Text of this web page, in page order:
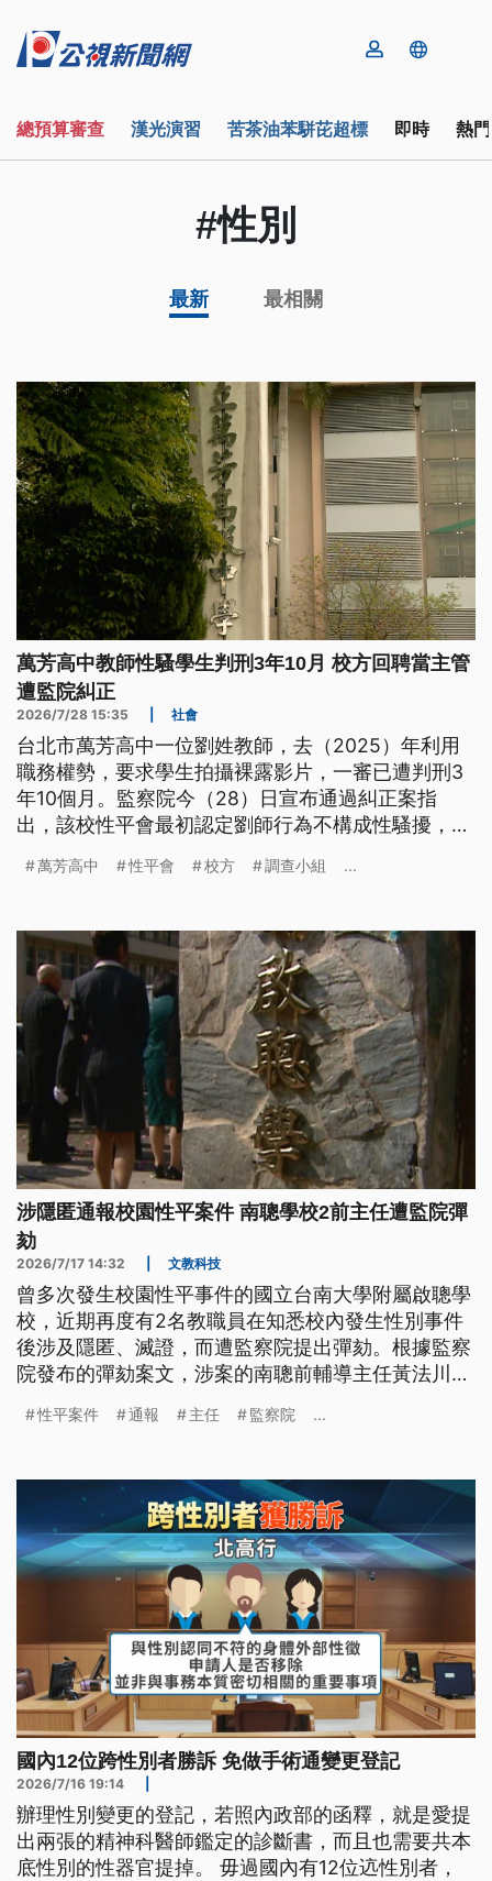
總預算審查 漢光演習 苦茶油苯駢芘超標 即時 熱
#性別
最新 最相關
萬芳高中教師性騷學生判刑3年10月 校方回聘當主管
遭監院糾正
2026/7/28 15:35 社會
台北市萬芳高中一位劉姓教師，去（2025）年利用
職務權勢，要求學生拍攝裸露影片，一審已遭判刑3
年10個月。監察院今（28）日宣布通過糾正案指
出，該校性平會最初認定劉師行為不構成性騷擾，甚
決有罪後仍未撤換，相關機制已明顯失能。
萬芳高中 性平會 校方 調查小組 ...
涉隱匿通報校園性平案件 南聰學校2前主任遭監院彈
劾
2026/7/17 14:32 文教科技
曾多次發生校園性平事件的國立台南大學附屬啟聰學
校，近期再度有2名教職員在知悉校內發生性別事件
後涉及隱匿、滅證，而遭監察院提出彈劾。根據監察
院發布的彈劾案文，涉案的南聰前輔導主任黃法川、
性平案件 通報 主任 監察院 ...
國內12位跨性別者勝訴 免做手術通變更登記
2026/7/16 19:14
辦理性別變更的登記，若照內政部的函釋，就是愛提
出兩張的精神科醫師鑑定的診斷書，而且也需要共本
底性別的性器官提掉。 毋過國內有12位迒性別者，